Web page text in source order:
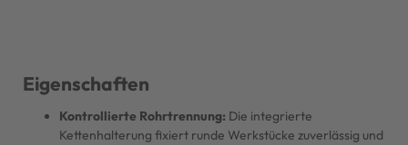
Eigenschaften
Kontrollierte Rohrtrennung: Die integrierte
Kettenhalterung fixiert runde Werkstücke zuverlässig und